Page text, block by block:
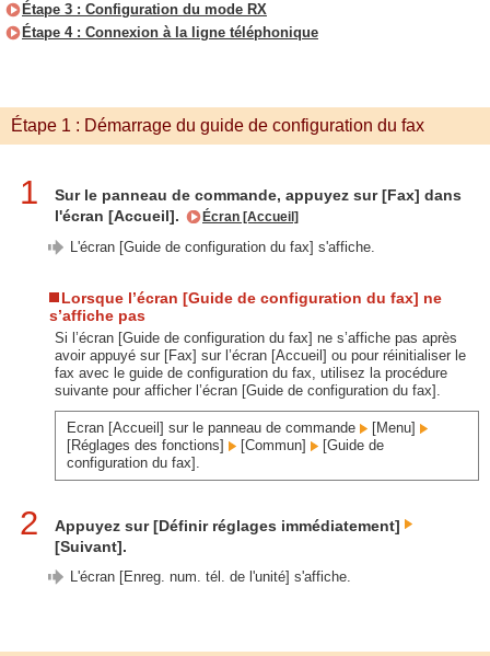
Étape 3 : Configuration du mode RX
Étape 4 : Connexion à la ligne téléphonique
Étape 1 : Démarrage du guide de configuration du fax
1
Sur le panneau de commande, appuyez sur [Fax] dans
l'écran [Accueil].
Écran [Accueil]
L'écran [Guide de configuration du fax] s'affiche.
Lorsque l’écran [Guide de configuration du fax] ne
s’affiche pas
Si l’écran [Guide de configuration du fax] ne s’affiche pas après
avoir appuyé sur [Fax] sur l’écran [Accueil] ou pour réinitialiser le
fax avec le guide de configuration du fax, utilisez la procédure
suivante pour afficher l’écran [Guide de configuration du fax].
Ecran [Accueil] sur le panneau de commande
[Menu]
[Réglages des fonctions]
[Commun]
[Guide de
configuration du fax].
2
Appuyez sur [Définir réglages immédiatement]
[Suivant].
L'écran [Enreg. num. tél. de l'unité] s'affiche.